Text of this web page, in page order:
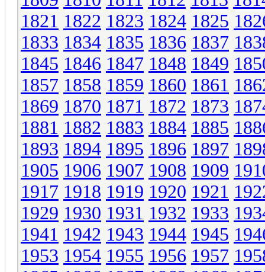
1821 1822 1823 1824 1825
1833 1834 1835 1836 1837
1845 1846 1847 1848 1849
1857 1858 1859 1860 1861
1869 1870 1871 1872 1873
1881 1882 1883 1884 1885
1893 1894 1895 1896 1897
1905 1906 1907 1908 1909
1917 1918 1919 1920 1921
1929 1930 1931 1932 1933
1941 1942 1943 1944 1945
1953 1954 1955 1956 1957